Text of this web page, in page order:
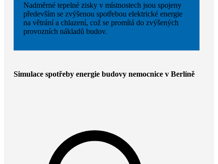
Nadměrné tepelné zisky v místnostech jsou spojeny
především se zvýšenou spotřebou elektrické energie
na větrání a chlazení, což se promítá do zvýšených
provozních nákladů budov.
Simulace spotřeby energie budovy nemocnice v Berlíně